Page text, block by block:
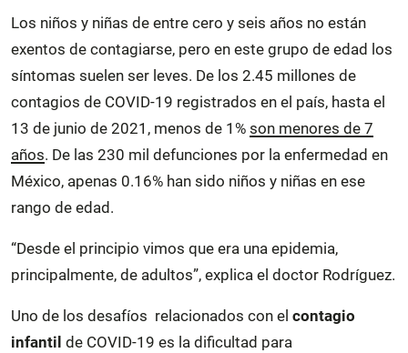
Los niños y niñas de entre cero y seis años no están
exentos de contagiarse, pero en este grupo de edad los
síntomas suelen ser leves. De los 2.45 millones de
contagios de COVID-19 registrados en el país, hasta el
13 de junio de 2021, menos de 1% son menores de 7
años. De las 230 mil defunciones por la enfermedad en
México, apenas 0.16% han sido niños y niñas en ese
rango de edad.
“Desde el principio vimos que era una epidemia,
principalmente, de adultos”, explica el doctor Rodríguez.
Uno de los desafíos relacionados con el contagio
infantil de COVID-19 es la dificultad para